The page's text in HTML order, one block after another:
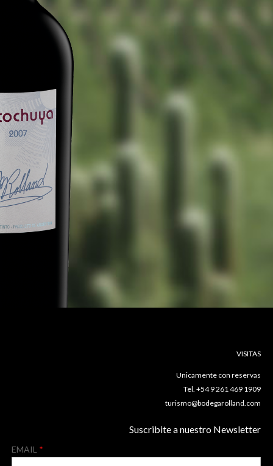
VISITAS
Unicamente con reservas
Tel. +54 9 261 469 1909
turismo@bodegarolland.com
Suscribite a nuestro Newsletter
EMAIL